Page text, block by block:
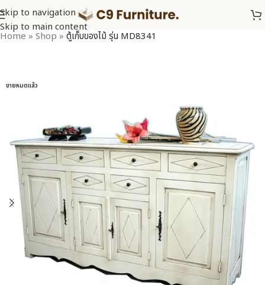
Skip to navigation
Skip to main content
Home » Shop » ตู้เก็บของไม้ รุ่น MD8341
ขายหมดแล้ว